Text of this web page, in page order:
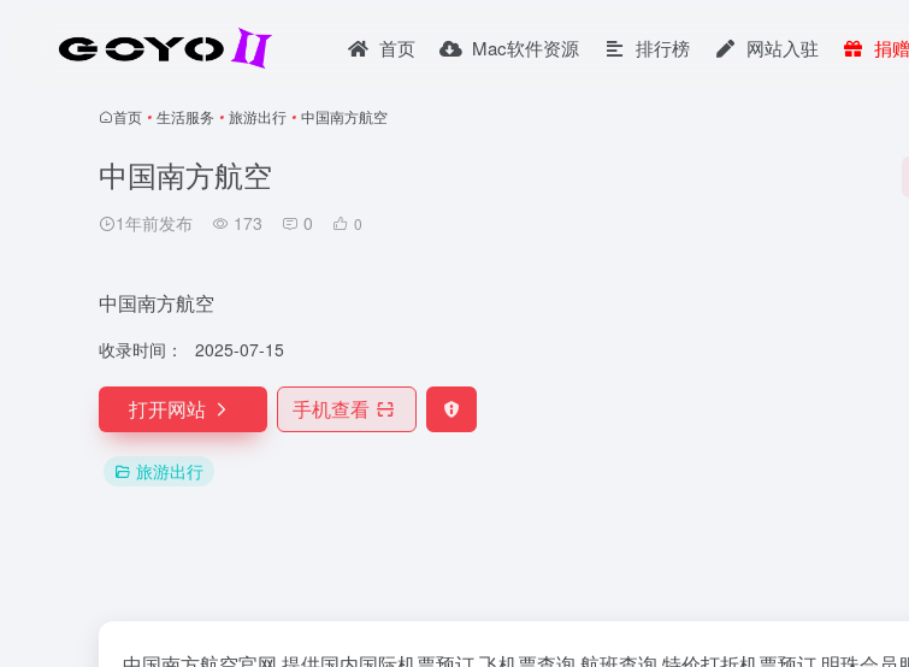
首页 Mac软件资源 排行榜 网站入驻 捐赠
首页 • 生活服务 • 旅游出行 • 中国南方航空
中国南方航空
1年前发布 173 0 0
中国南方航空
收录时间： 2025-07-15
打开网站 手机查看
旅游出行